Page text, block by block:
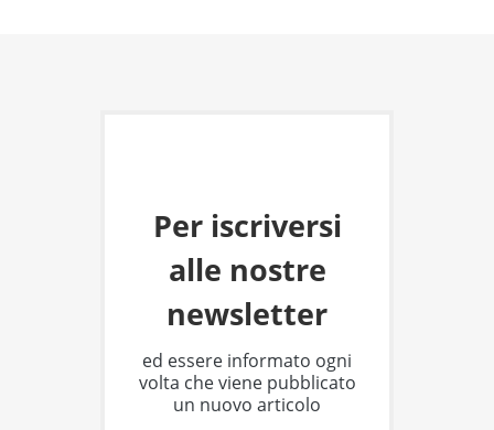
Per iscriversi
alle nostre
newsletter
ed essere informato ogni
volta che viene pubblicato
un nuovo articolo